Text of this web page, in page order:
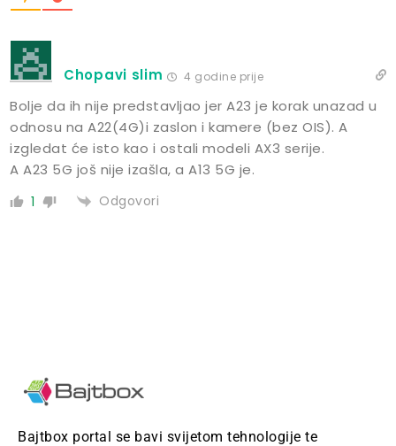
Chopavi slim 4 godine prije
Bolje da ih nije predstavljao jer A23 je korak unazad u
odnosu na A22(4G)i zaslon i kamere (bez OIS). A
izgledat će isto kao i ostali modeli AX3 serije.
A A23 5G još nije izašla, a A13 5G je.
1 Odgovori
Bajtbox portal se bavi svijetom tehnologije te